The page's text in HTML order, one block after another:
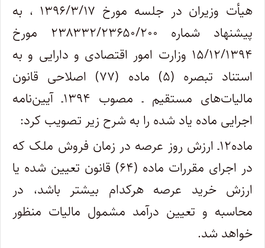
هیأت وزیران در جلسه مورخ ۱۳۹۶/۳/۱۷ ، به
پیشنهاد شماره ۲۳۸۳۳۲/۲۳۶۵۰/۲۰۰ مورخ
۱۵/۱۲/۱۳۹۴ وزارت امور اقتصادی و دارایی و به
استناد تبصره (۵) ماده (۷۷) اصلاحی قانون
مالیات‌های مستقیم ـ مصوب ۱۳۹۴ـ آیین‌نامه
اجرایی ماده یاد شده را به شرح زیر تصویب کرد:
ماده۱۲ـ ارزش روز عرصه در زمان فروش ملک که
در اجرای مقررات ماده (۶۴) قانون تعیین شده یا
ارزش خرید عرصه هرکدام بیشتر باشد، در
محاسبه و تعیین درآمد مشمول مالیات منظور
خواهد شد.